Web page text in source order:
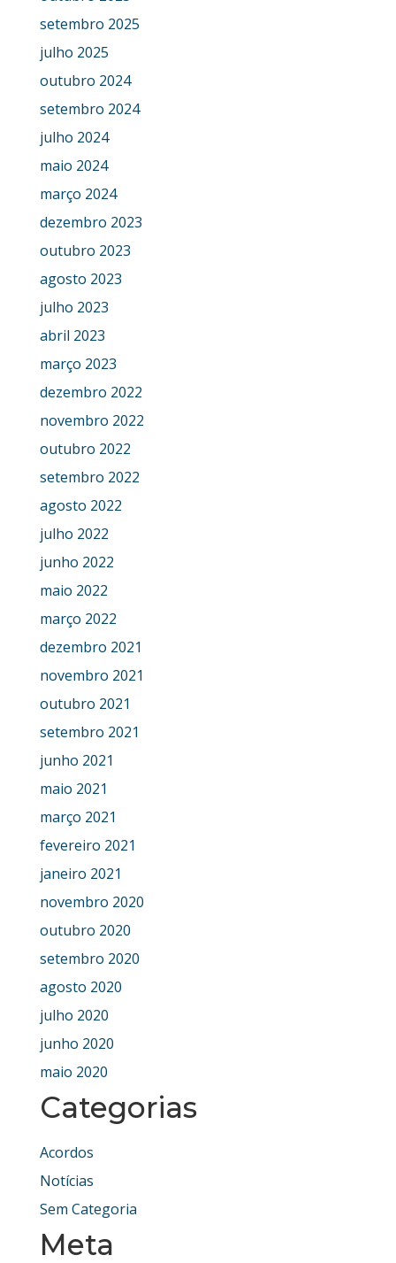
setembro 2025
julho 2025
outubro 2024
setembro 2024
julho 2024
maio 2024
março 2024
dezembro 2023
outubro 2023
agosto 2023
julho 2023
abril 2023
março 2023
dezembro 2022
novembro 2022
outubro 2022
setembro 2022
agosto 2022
julho 2022
junho 2022
maio 2022
março 2022
dezembro 2021
novembro 2021
outubro 2021
setembro 2021
junho 2021
maio 2021
março 2021
fevereiro 2021
janeiro 2021
novembro 2020
outubro 2020
setembro 2020
agosto 2020
julho 2020
junho 2020
maio 2020
Categorias
Acordos
Notícias
Sem Categoria
Meta